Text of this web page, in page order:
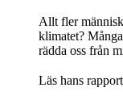
Allt fler
klimatet?
rädda oss från
Läs hans rapport